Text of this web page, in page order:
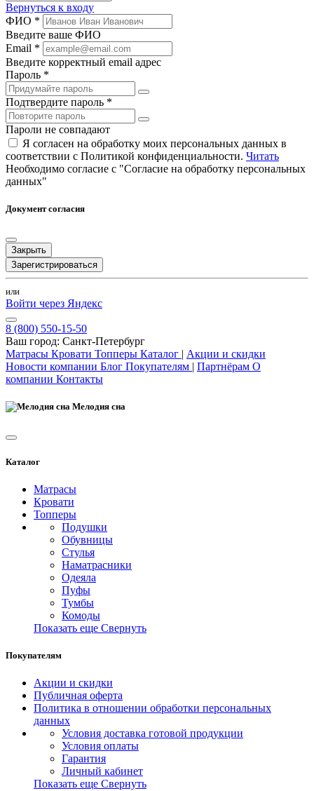
Вернуться к входу
ФИО *
Введите ваше ФИО
Email *
Введите корректный email адрес
Пароль *
Подтвердите пароль *
Пароли не совпадают
Я согласен на обработку моих персональных данных в
соответствии с Политикой конфиденциальности. Читать
Необходимо согласие с "Согласие на обработку персональных
данных"
Документ согласия
Закрыть
Зарегистрироваться
или
Войти через Яндекс
8 (800) 550-15-50
Ваш город: Санкт-Петербург
Матрасы Кровати Топперы Каталог | Акции и скидки
Новости компании Блог Покупателям | Партнёрам О
компании Контакты
Мелодия сна
Каталог
Матрасы
Кровати
Топперы
Подушки
Обувницы
Стулья
Наматрасники
Одеяла
Пуфы
Тумбы
Комоды
Показать еще Свернуть
Покупателям
Акции и скидки
Публичная оферта
Политика в отношении обработки персональных
данных
Условия доставка готовой продукции
Условия оплаты
Гарантия
Личный кабинет
Показать еще Свернуть